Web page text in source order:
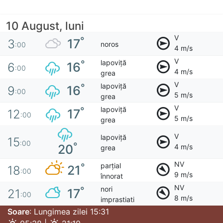
10 August, luni
3:00 17° noros
V
4 m/s
6:00 16°
lapoviță
grea
V
4 m/s
9:00 16°
lapoviță
grea
V
5 m/s
12:00 17°
lapoviță
grea
V
5 m/s
15:00 20°
lapoviță
grea
V
4 m/s
18:00 21°
parțial
înnorat
NV
9 m/s
21 :00 17°
nori
imprastiati
NV
8 m/s
Soare: Lungimea zilei 15:31